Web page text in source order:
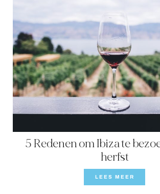
5 Redenen om Ibiza te
herfst
LEES MEER